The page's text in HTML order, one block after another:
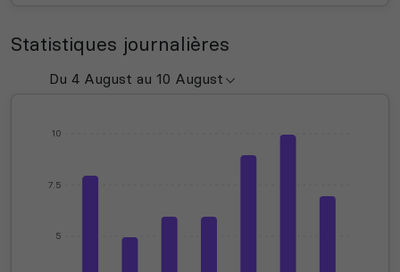
Statistiques journalières
5
7.5
10